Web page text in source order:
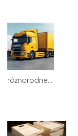
różnorodne…